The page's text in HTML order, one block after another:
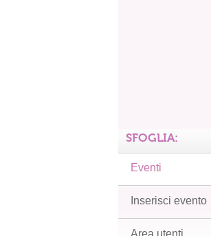
SFOGLIA:
Eventi
Inserisci evento
Area utenti